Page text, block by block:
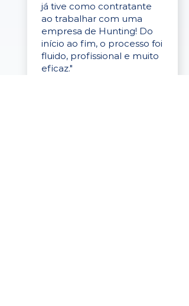
já tive como contratante
ao trabalhar com uma
empresa de Hunting! Do
início ao fim, o processo foi
fluido, profissional e muito
eficaz."